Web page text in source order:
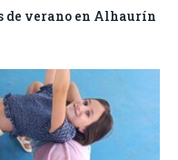
de verano en Alhaurín